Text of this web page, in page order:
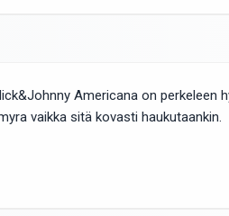
Americana on perkeleen
vaikka sitä kovasti haukutaankin.